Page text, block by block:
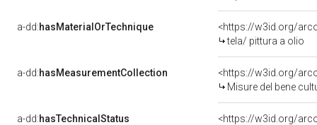
a-dd:hasMaterialOrTechnique
<https://w3id.org/
tela/ pittura a olio
a-dd:hasMeasurementCollection
<https://w3id.org/
Misure del bene
a-dd:hasTechnicalStatus
<https://w3id.org/